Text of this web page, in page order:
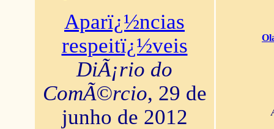
Aparï¿½ncias
respeitï¿½veis
DiÃ¡rio do
ComÃ©rcio, 29 de
junho de 2012